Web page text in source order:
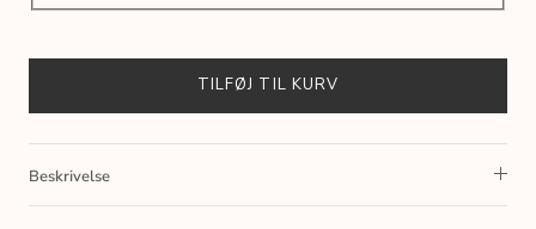
TILFØJ TIL KURV
Beskrivelse